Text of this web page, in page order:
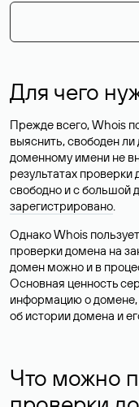
Для чего
Прежде всего, Whois
выяснить, свободен
доменному имени не
результатах
свободно и с большой
зарегистрировано.
Однако Whois
проверки домена на
домен можно и в
Основная ценность
информацию о домене,
об истории домена и
Что можно